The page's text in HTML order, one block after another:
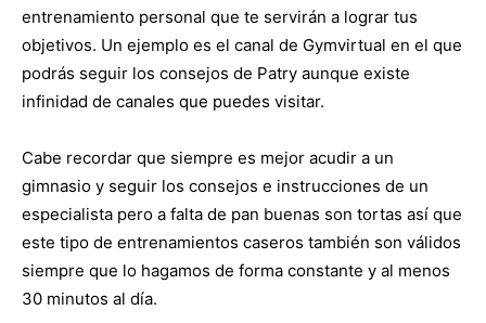
entrenamiento personal que te servirán a lograr tus
objetivos. Un ejemplo es el canal de Gymvirtual en el que
podrás seguir los consejos de Patry aunque existe
infinidad de canales que puedes visitar.
Cabe recordar que siempre es mejor acudir a un
gimnasio y seguir los consejos e instrucciones de un
especialista pero a falta de pan buenas son tortas así que
este tipo de entrenamientos caseros también son válidos
siempre que lo hagamos de forma constante y al menos
30 minutos al día.